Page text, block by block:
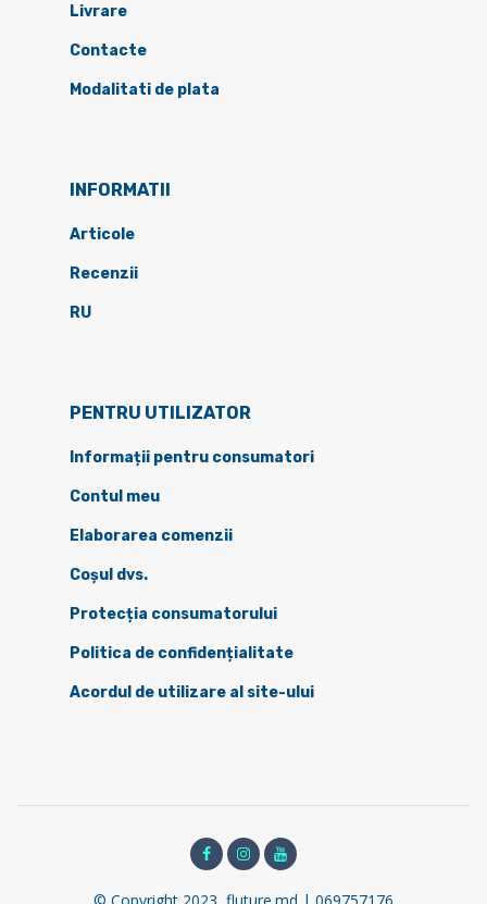
Livrare
Contacte
Modalitati de plata
INFORMATII
Articole
Recenzii
RU
PENTRU UTILIZATOR
Informații pentru consumatori
Contul meu
Elaborarea comenzii
Coșul dvs.
Protecția consumatorului
Politica de confidențialitate
Acordul de utilizare al site-ului